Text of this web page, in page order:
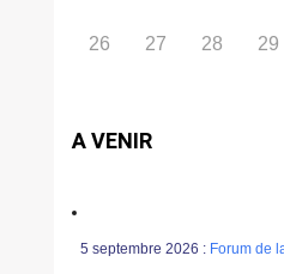
26 27 28 29
A VENIR
5 septembre 2026 : Forum de